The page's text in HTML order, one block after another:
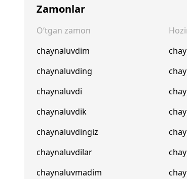
Zamonlar
O‘tgan zamon
chaynaluvdim
chaynaluvding
chaynaluvdi
chaynaluvdik
chaynaluvdingiz
chaynaluvdilar
chaynaluvmadim